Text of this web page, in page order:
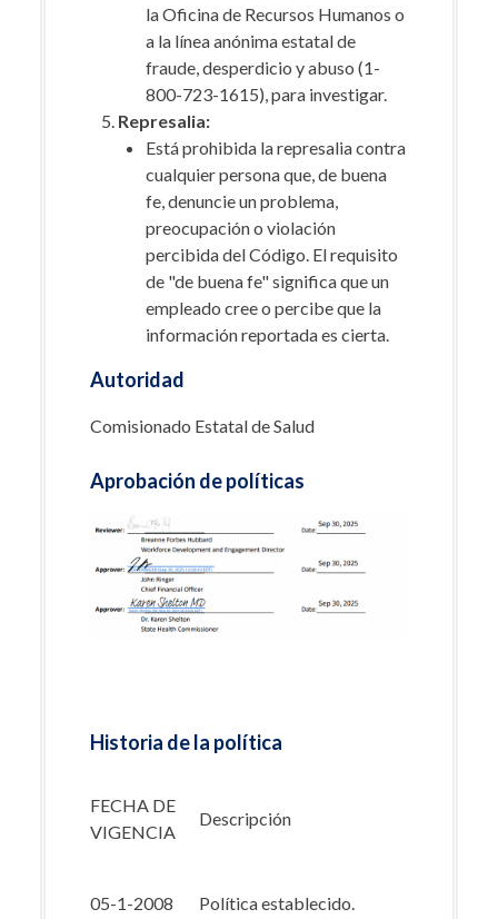
la Oficina de Recursos Humanos o
a la línea anónima estatal de
fraude, desperdicio y abuso (1-
800-723-1615), para investigar.
Represalia:
Está prohibida la represalia contra
cualquier persona que, de buena
fe, denuncie un problema,
preocupación o violación
percibida del Código. El requisito
de "de buena fe" significa que un
empleado cree o percibe que la
información reportada es cierta.
Autoridad
Comisionado Estatal de Salud
Aprobación de políticas
Historia de la política
FECHA DE
VIGENCIA
Descripción
05-1-2008 Política establecido.